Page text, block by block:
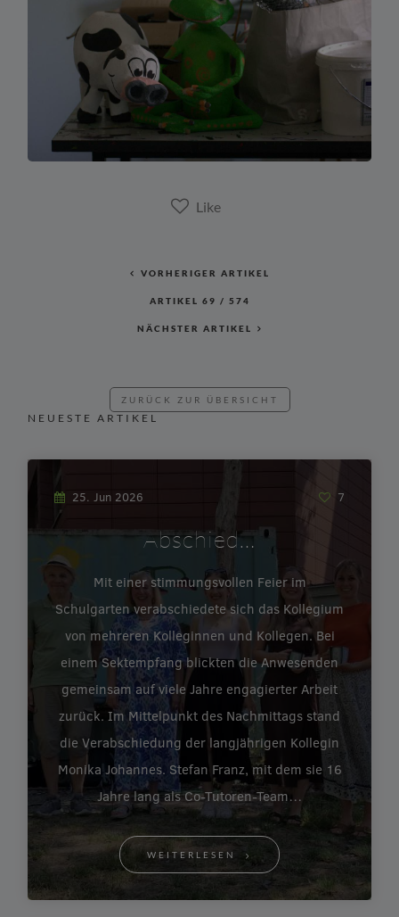
VORHERIGER ARTIKEL
ARTIKEL 69 / 574
NÄCHSTER ARTIKEL
ZURÜCK ZUR ÜBERSICHT
NEUESTE ARTIKEL
25. Jun 2026 7
Abschied…
Mit einer stimmungsvollen Feier im
Schulgarten verabschiedete sich das Kollegium
von mehreren Kolleginnen und Kollegen. Bei
einem Sektempfang blickten die Anwesenden
gemeinsam auf viele Jahre engagierter Arbeit
zurück. Im Mittelpunkt des Nachmittags stand
die Verabschiedung der langjährigen Kollegin
Monika Johannes. Stefan Franz, mit dem sie 16
Jahre lang als Co-Tutoren-Team…
WEITERLESEN